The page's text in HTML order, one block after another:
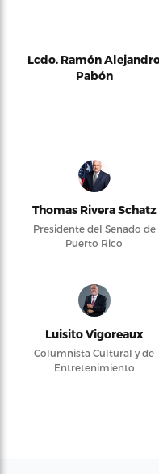
Lcdo. Ramón
Pabón
Thomas Rivera Schatz
Presidente del Senado de
Puerto Rico
Luisito Vigoreaux
Columnista Cultural y de
Entretenimiento